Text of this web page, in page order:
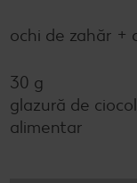
ochi de zahăr +
30 g
glazură de
alimentar